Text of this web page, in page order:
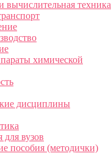
вычислительная техника
химической
дисциплины
вузов
пособия (методички)